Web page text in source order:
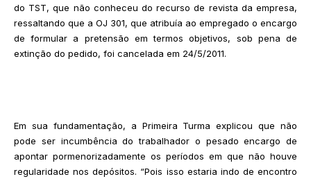
do TST, que não conheceu do recurso de revista da empresa,
ressaltando que a OJ 301, que atribuía ao empregado o encargo
de formular a pretensão em termos objetivos, sob pena de
extinção do pedido, foi cancelada em 24/5/2011.
Em sua fundamentação, a Primeira Turma explicou que não
pode ser incumbência do trabalhador o pesado encargo de
apontar pormenorizadamente os períodos em que não houve
regularidade nos depósitos. “Pois isso estaria indo de encontro